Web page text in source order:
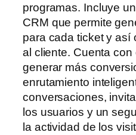
programas. Incluye
CRM que permite
para cada ticket y así
al cliente. Cuenta
generar más
enrutamiento
conversaciones,
los usuarios y un
la actividad de los